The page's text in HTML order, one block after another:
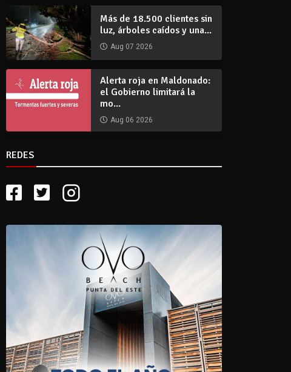
Más de 18.500 clientes sin
luz, árboles caídos y una...
Aug 07 2026
Alerta roja en Maldonado:
el Gobierno limitará la
mo...
Aug 06 2026
REDES